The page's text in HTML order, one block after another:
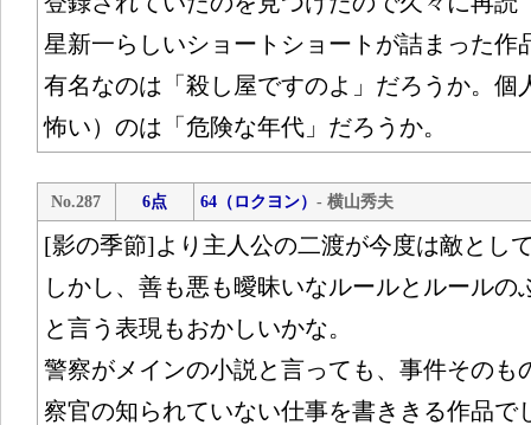
星新一らしいショートショートが詰まった作
有名なのは「殺し屋ですのよ」だろうか。個
怖い）のは「危険な年代」だろうか。
No.287 6点 64（ロクヨン） - 横山秀夫
[影の季節]より主人公の二渡が今度は敵とし
しかし、善も悪も曖昧いなルールとルールの
と言う表現もおかしいかな。
警察がメインの小説と言っても、事件そのも
察官の知られていない仕事を書ききる作品で